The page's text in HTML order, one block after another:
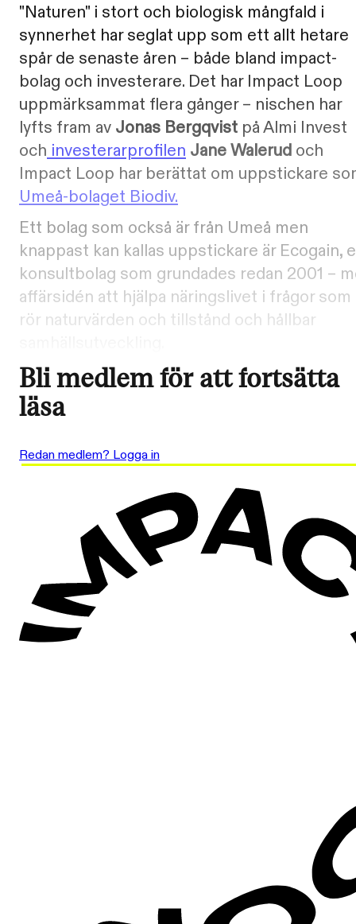
"Naturen" i stort och biologisk mångfald i
synnerhet har seglat upp som ett allt hetare
spår de senaste åren – både bland impact-
bolag och investerare. Det har Impact Loop
uppmärksammat flera gånger – nischen har
lyfts fram av Jonas Bergqvist på Almi Invest
och investerarprofilen Jane Walerud och
Impact Loop har berättat om uppstickare
Umeå-bolaget Biodiv.
Ett bolag som också är från Umeå men
knappast kan kallas uppstickare är Ecogain,
konsultbolag som grundades redan 2001 –
affärsidén att hjälpa näringslivet i frågor som
rör naturvärden och tillstånd och hållbar
Bli medlem för att fortsätta
läsa
Redan medlem? Logga in